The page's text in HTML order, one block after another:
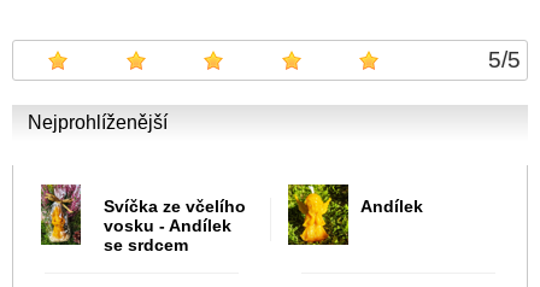
5/5
Nejprohlíženější
Svíčka ze včelího
vosku - Andílek
se srdcem
Andílek